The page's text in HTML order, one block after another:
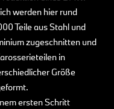
werden hier rund
Teile aus Stahl und
zugeschnitten und
in
Größe
ersten Schritt